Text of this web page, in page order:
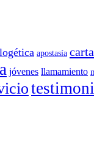
apostasía
jóvenes llamamiento